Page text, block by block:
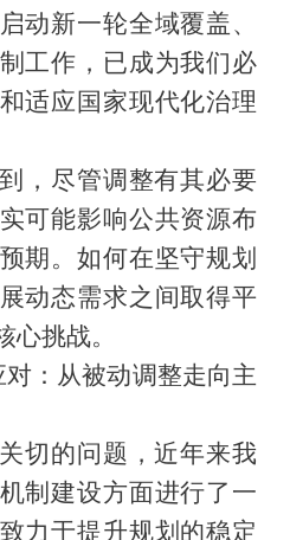
动新一轮全域覆盖、
工作，已成为我们必
适应国家现代化治理
，尽管调整有其必要
可能影响公共资源布
期。如何在坚守规划
动态需求之间取得平
挑战。
：从被动调整走向主
切的问题，近年来我
制建设方面进行了一
力于提升规划的稳定